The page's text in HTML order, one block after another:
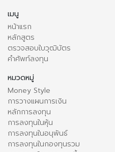
เมนู
หน้าแรก
หลักสูตร
ตรวจสอบใบวุฒิบัตร
คำศัพท์ลงทุน
หมวดหมู่
Money Style
การวางแผนการเงิน
หลักการลงทุน
การลงทุนในหุ้น
การลงทุนในอนุพันธ์
การลงทุนในกองทุนรวม